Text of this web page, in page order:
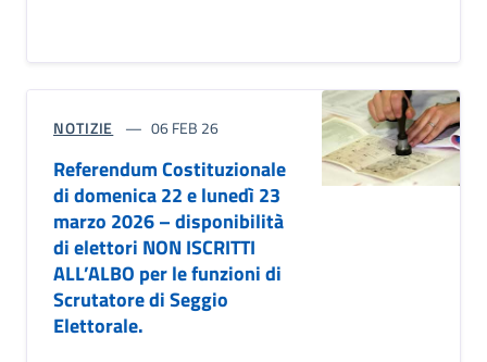
NOTIZIE 06 FEB 26
Referendum Costituzionale
di domenica 22 e lunedì 23
marzo 2026 – disponibilità
di elettori NON ISCRITTI
ALL’ALBO per le funzioni di
Scrutatore di Seggio
Elettorale.